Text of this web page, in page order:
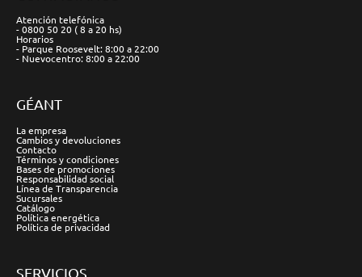
Atención telefónica
- 0800 50 20 ( 8 a 20 hs)
Horarios
- Parque Roosevelt: 8:00 a 22:00
- Nuevocentro: 8:00 a 22:00
GÉANT
La empresa
Cambios y devoluciones
Contacto
Términos y condiciones
Bases de promociones
Responsabilidad social
Línea de Transparencia
Sucursales
Catálogo
Política energética
Política de privacidad
SERVICIOS